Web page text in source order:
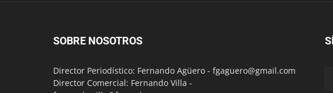
SOBRE NOSOTROS
Director Periodístico: Fernando Agüero - fgaguero@gmail.com
Director Comercial: Fernando Villa -